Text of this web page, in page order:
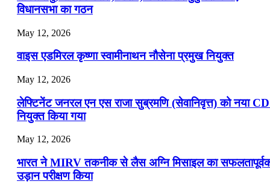
विधानसभा का गठन
May 12, 2026
वाइस एडमिरल कृष्णा स्वामीनाथन नौसेना प्रमुख नियुक्त
May 12, 2026
लेफ्टिनेंट जनरल एन एस राजा सुब्रमणि (सेवानिवृत्त) को नया
नियुक्त किया गया
May 12, 2026
भारत ने MIRV तकनीक से लैस अग्नि मिसाइल का
उड़ान परीक्षण किया